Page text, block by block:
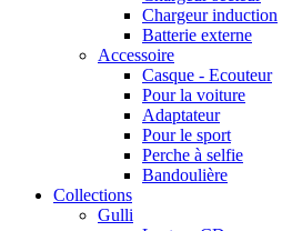
Chargeur induction
Batterie externe
Accessoire
Casque - Ecouteur
Pour la voiture
Adaptateur
Pour le sport
Perche à selfie
Bandoulière
Collections
Gulli